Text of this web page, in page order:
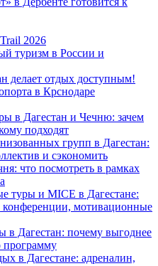
2026
туризм в России и
делает отдых доступным!
в Крснодаре
в Дагестан и Чечню: зачем
подходят
групп в Дагестан:
и сэкономить
что посмотреть в рамках
туры и MICE в Дагестане:
мотивационные
в Дагестан: почему выгоднее
программу
в Дагестане: адреналин,